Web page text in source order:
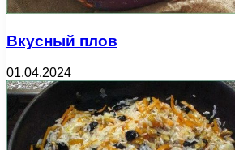
Вкусный плов
01.04.2024